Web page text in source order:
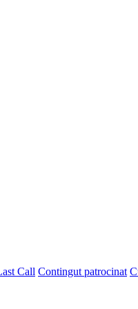
Call Contingut patrocinat